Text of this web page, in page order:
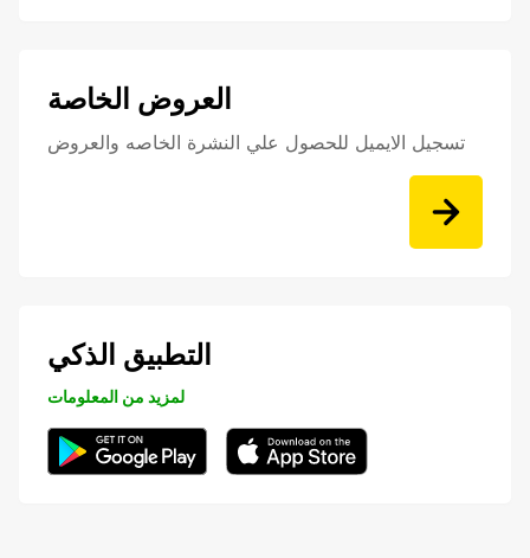
العروض الخاصة
تسجيل الايميل للحصول علي النشرة الخاصه والعروض
التطبيق الذكي
لمزيد من المعلومات